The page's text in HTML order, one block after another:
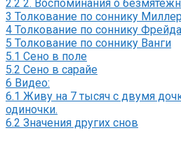
2.2 2. Воспоминания о
3 Толкование по соннику
4 Толкование по соннику Фрейда
5 Толкование по соннику Ванги
5.1 Сено в поле
5.2 Сено в сарайе
6 Видео:
6.1 Живу на 7 тысяч с двумя
одиночки.
6.2 Значения других снов